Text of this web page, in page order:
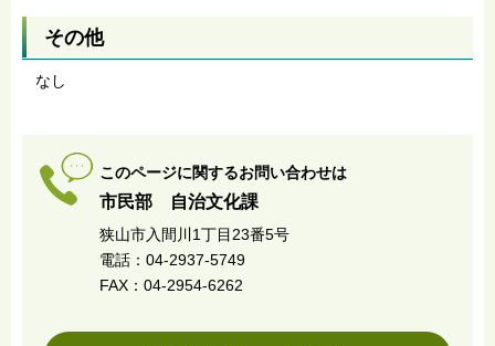
その他
なし
このページに関するお問い合わせは
市民部 自治文化課
狭山市入間川1丁目23番5号
電話：04-2937-5749
FAX：04-2954-6262